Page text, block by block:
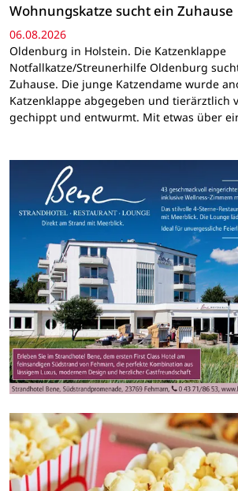
Wohnungskatze sucht ein Zuhause
06.08.2026
Oldenburg in Holstein. Die Katzenklappe
Notfallkatze/Streunerhilfe Oldenburg
Zuhause. Die junge Katzendame wurde
Katzenklappe abgegeben und tierärztlich
gechippt und entwurmt. Mit etwas über